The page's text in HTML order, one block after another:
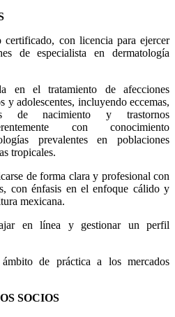
certificado, con licencia para ejercer
de especialista en dermatología
en el tratamiento de afecciones
y adolescentes, incluyendo eccemas,
de nacimiento y trastornos
con conocimiento
prevalentes en poblaciones
tropicales.
de forma clara y profesional con
con énfasis en el enfoque cálido y
mexicana.
en línea y gestionar un perfil
de práctica a los mercados
SOCIOS